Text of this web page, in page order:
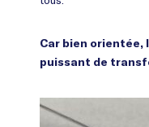
Car bien orientée,
puissant de